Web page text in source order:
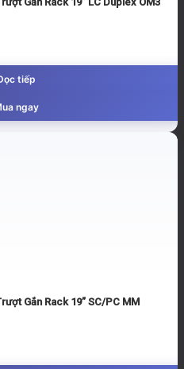
tiếp
ngay
Gắn Rack 19” SC/PC MM